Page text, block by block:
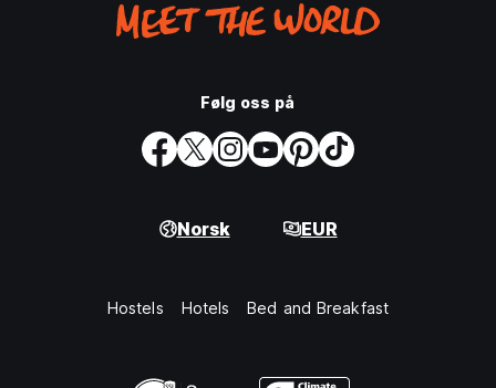
Følg oss på
Norsk EUR
Hostels Hotels Bed and Breakfast